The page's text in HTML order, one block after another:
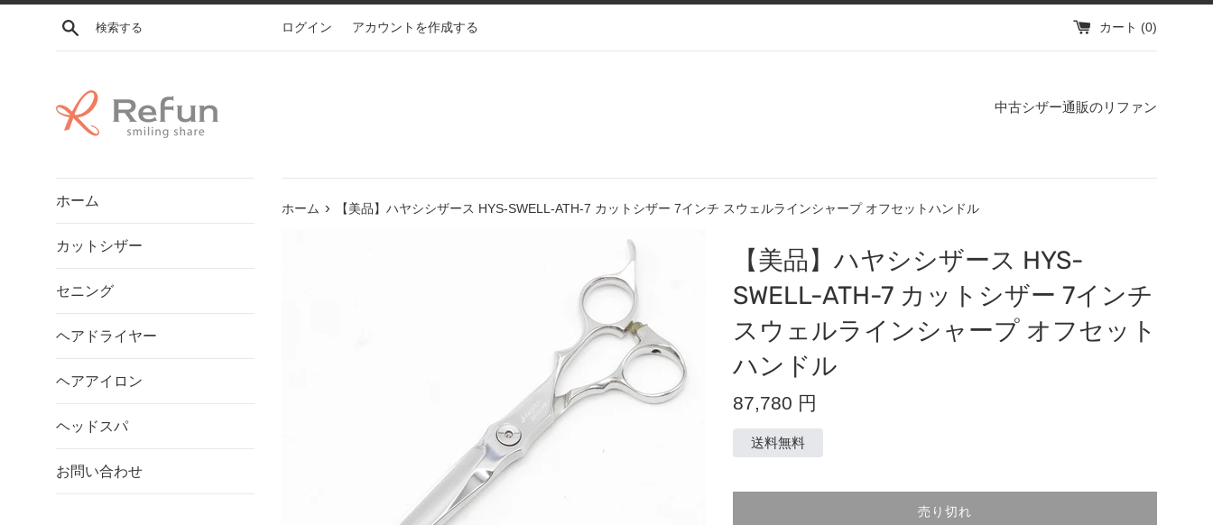
コ
検索する ログイン アカウントを作成する カート (0)
中古シザー通販のリファン
ホーム
カットシザー
セニング
ヘアドライヤー
ヘアアイロン
ヘッドスパ
お問い合わせ
ホーム › 【美品】ハヤシシザース HYS-SWELL-ATH-7 カットシザー 7インチ スウェルラインシャープ オフセットハンドル
【美品】ハヤシシザース HYS-
SWELL-ATH-7 カットシザー 7インチ
スウェルラインシャープ オフセット
ハンドル
通
格
87,780 円
送料無料
売り切れ